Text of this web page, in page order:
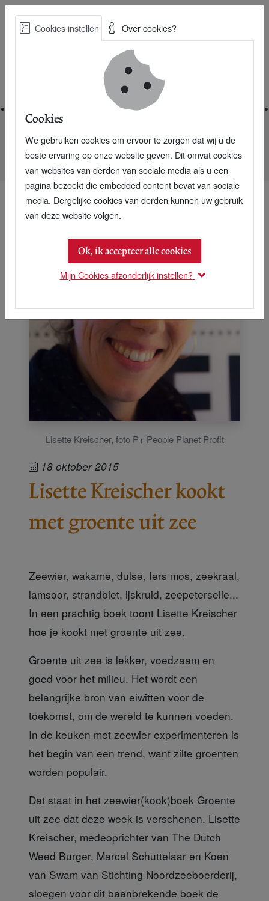
Skip
Best Practices voor een duurzame toekomst
Nieuwsarchief
Lisette Kreischer kookt met groente uit zee
Lisette Kreischer, foto P+ People Planet Profit
18 oktober 2015
Lisette Kreischer kookt
met groente uit zee
Zeewier, wakame, dulse, Iers mos, zeekraal,
lamsoor, strandbiet, ijskruid, zeepeterselie...
In een prachtig boek toont Lisette Kreischer
hoe je kookt met groente uit zee.
Groente uit zee is lekker, voedzaam en
goed voor het milieu. Het wordt een
belangrijke bron van eiwitten voor de
toekomst, om de wereld te kunnen voeden.
In de keuken met zeewier experimenteren is
het begin van een trend, want zilte groenten
worden populair.
Dat staat in het zeewier(kook)boek Groente
uit zee dat deze week is verschenen. Lisette
Kreischer, medeoprichter van The Dutch
Weed Burger, Marcel Schuttelaar en Koen
van Swam van Stichting Noordzeeboerderij,
sloegen voor dit baanbrekende boek de
Cookies instellen Over cookies?
Cookies
We gebruiken cookies om ervoor te zorgen dat wij u de
beste ervaring op onze website geven. Dit omvat cookies
van websites van derden van sociale media als u een
pagina bezoekt die embedded content bevat van sociale
media. Dergelijke cookies van derden kunnen uw gebruik
van deze website volgen.
Ok, ik accepteer alle cookies
Mijn Cookies afzonderlijk instellen?